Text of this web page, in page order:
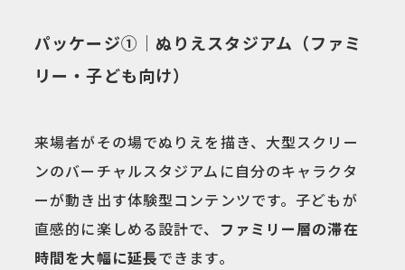
パッケージ①｜ぬりえスタジアム（ファミ
リー・子ども向け）
来場者がその場でぬりえを描き、大型スクリー
ンのバーチャルスタジアムに自分のキャラクタ
ーが動き出す体験型コンテンツです。子どもが
直感的に楽しめる設計で、 ファミリー層の滞在
時間を大幅に延長できます。